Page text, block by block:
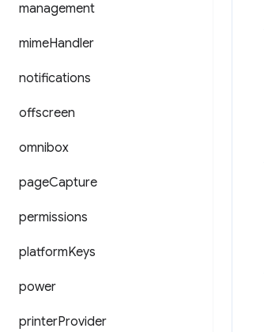
management
mimeHandler
notifications
offscreen
omnibox
pageCapture
permissions
platformKeys
power
printerProvider